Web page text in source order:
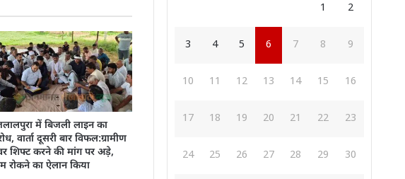
में बिजली लाइन का
वार्ता दूसरी बार विफल:ग्रामीण
शिफ्ट करने की मांग पर अड़े,
रोकने का ऐलान किया
1 2
3 4 5 6 7 8 9
10 11 12 13 14 15 16
17 18 19 20 21 22 23
24 25 26 27 28 29 30